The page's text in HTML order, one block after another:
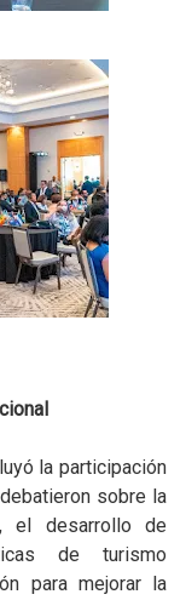
la participación
sobre la
el desarrollo de
de turismo
para mejorar la